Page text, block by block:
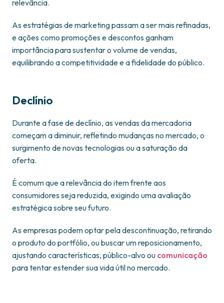
relevância.
As estratégias de marketing passam a ser mais refinadas,
e ações como promoções e descontos ganham
importância para sustentar o volume de vendas,
equilibrando a competitividade e a fidelidade do público.
Declínio
Durante a fase de declínio, as vendas da mercadoria
começam a diminuir, refletindo mudanças no mercado, o
surgimento de novas tecnologias ou a saturação da
oferta.
É comum que a relevância do item frente aos
consumidores seja reduzida, exigindo uma avaliação
estratégica sobre seu futuro.
As empresas podem optar pela descontinuação, retirando
o produto do portfólio, ou buscar um reposicionamento,
ajustando características, público-alvo ou comunicação
para tentar estender sua vida útil no mercado.